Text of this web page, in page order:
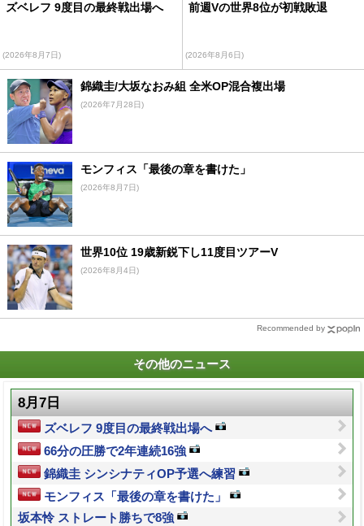
ズベレフ 9度目の最終戦出場へ
(2026年8月7日)
前週Vの世界8位が初戦敗退
(2026年8月6日)
錦織圭/大坂なおみ組 全米OP混合複出場
(2026年7月28日)
モンフィス「最後の章を書けた」
(2026年8月7日)
世界10位 19歳新鋭下し11度目ツアーV
(2026年8月4日)
Recommended by
その他のニュース
8月7日
ズベレフ 9度目の最終戦出場へ
66分の圧勝で2年連続16強
錦織圭 シンシナティOP予選へ練習
モンフィス「最後の章を書けた」
坂本怜 ストレート勝ちで8強